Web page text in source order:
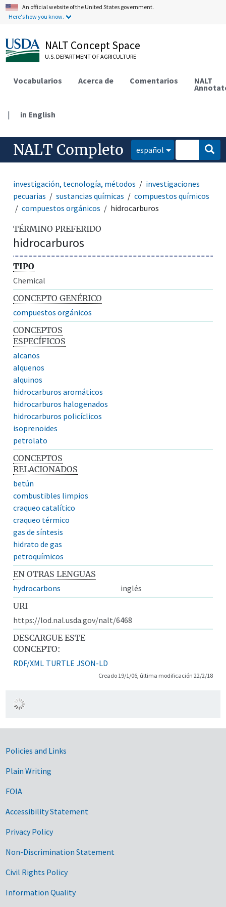
An official website of the United States government.
Here's how you know.
NALT Concept Space
U.S. DEPARTMENT OF AGRICULTURE
Vocabularios Acerca de Comentarios NALT
| in English
NALT Completo español
investigación, tecnología, métodos
investigaciones
pecuarias
sustancias químicas
compuestos químicos
compuestos orgánicos
hidrocarburos
TÉRMINO PREFERIDO
hidrocarburos
TIPO
Chemical
CONCEPTO GENÉRICO
compuestos orgánicos
CONCEPTOS
ESPECÍFICOS
alcanos
alquenos
alquinos
hidrocarburos aromáticos
hidrocarburos halogenados
hidrocarburos policíclicos
isoprenoides
petrolato
CONCEPTOS
RELACIONADOS
betún
combustibles limpios
craqueo catalítico
craqueo térmico
gas de síntesis
hidrato de gas
petroquímicos
EN OTRAS LENGUAS
hydrocarbons
inglés
URI
https://lod.nal.usda.gov/nalt/6468
DESCARGUE ESTE
CONCEPTO:
RDF/XML TURTLE JSON-LD
Creado 19/1/06, última modificación 22/2/18
Government Links
Policies and Links
Plain Writing
FOIA
Accessibility Statement
Privacy Policy
Non-Discrimination Statement
Civil Rights Policy
Information Quality